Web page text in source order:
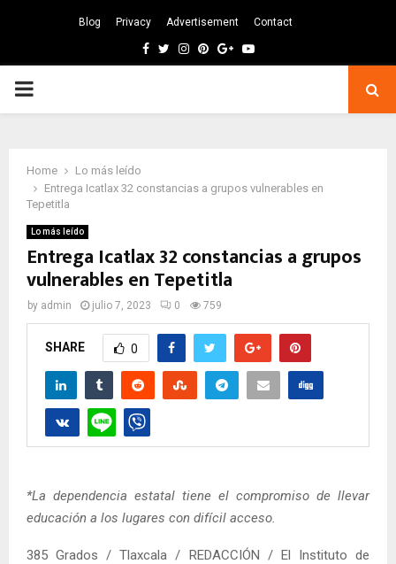
Blog Privacy Advertisement Contact
Facebook
TwitterInstagram
Pinterest
GoogleYoutube
PRIMARY
Home
Lo más leído
Entrega Icatlax 32 constancias a grupos vulnerables en
Tepetitla
Lo más leído
Entrega Icatlax 32 constancias a grupos
vulnerables en Tepetitla
by admin julio 7, 2023 0 759
SHARE 0
*La dependencia estatal tiene el compromiso de llevar
educación a los lugares con difícil acceso.
385 Grados / Tlaxcala / REDACCIÓN / El Instituto de